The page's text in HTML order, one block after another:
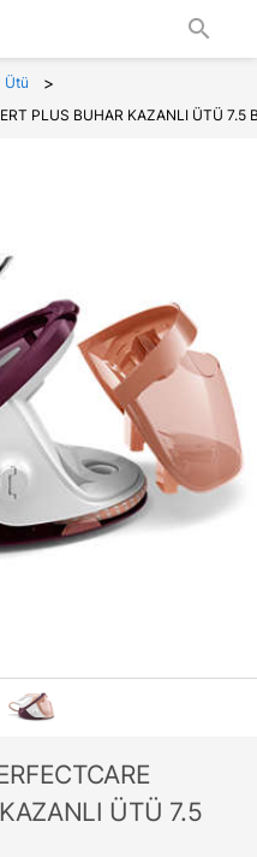
search
Ütü >
PLUS BUHAR KAZANLI ÜTÜ 7.5
ÜTÜ 7.5